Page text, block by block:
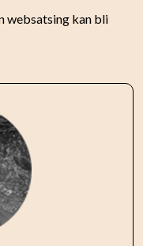
websatsing kan bli